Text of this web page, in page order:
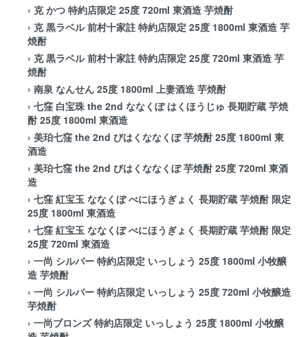
› 克 かつ 特約店限定 25度 720ml 東酒造 芋焼酎
› 克 黒ラベル 前村十家註 特約店限定 25度 1800ml 東酒造 芋
焼酎
› 克 黒ラベル 前村十家註 特約店限定 25度 720ml 東酒造 芋
焼酎
› 南泉 なんせん 25度 1800ml 上妻酒造 芋焼酎
› 七窪 白宝珠 the 2nd ななくぼ はくほうじゅ 長期貯蔵 芋焼
酎 25度 1800ml 東酒造
› 美珀七窪 the 2nd びはくななくぼ 芋焼酎 25度 1800ml 東
酒造
› 美珀七窪 the 2nd びはくななくぼ 芋焼酎 25度 720ml 東酒
造
› 七窪 紅宝玉 ななくぼ べにほうぎょく 長期貯蔵 芋焼酎 限定
25度 1800ml 東酒造
› 七窪 紅宝玉 ななくぼ べにほうぎょく 長期貯蔵 芋焼酎 限定
25度 720ml 東酒造
› 一尚 シルバー 特約店限定 いっしょう 25度 1800ml 小牧醸
造 芋焼酎
› 一尚 シルバー 特約店限定 いっしょう 25度 720ml 小牧醸造
芋焼酎
› 一尚ブロンズ 特約店限定 いっしょう 25度 1800ml 小牧醸